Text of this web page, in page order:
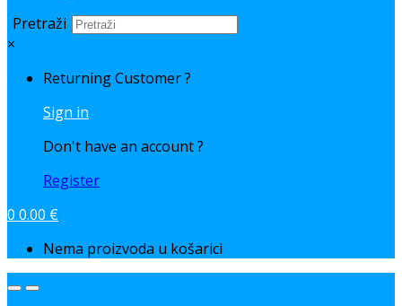
Pretraži
×
Returning Customer ?
Sign in
Don't have an account ?
Register
0 0.00 €
Nema proizvoda u košarici